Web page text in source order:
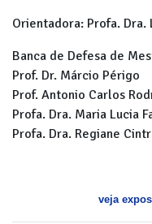
Orientadora: Profa. Dra.
Banca de Defesa de
Prof. Dr. Márcio Périgo
Prof. Antonio Carlos
Profa. Dra. Maria Lucia
Profa. Dra. Regiane
veja